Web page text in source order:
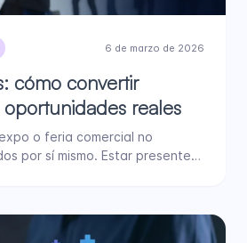
6 de marzo de 2026
cómo convertir
reales
o feria comercial no
por sí mismo. Estar presente